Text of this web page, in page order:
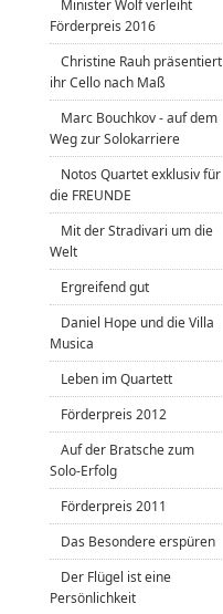
Minister Wolf verleiht
Förderpreis 2016
Christine Rauh präsentiert
ihr Cello nach Maß
Marc Bouchkov - auf dem
Weg zur Solokarriere
Notos Quartet exklusiv für
die FREUNDE
Mit der Stradivari um die
Welt
Ergreifend gut
Daniel Hope und die Villa
Musica
Leben im Quartett
Förderpreis 2012
Auf der Bratsche zum
Solo-Erfolg
Förderpreis 2011
Das Besondere erspüren
Der Flügel ist eine
Persönlichkeit